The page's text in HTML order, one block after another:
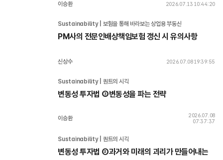
이승환 2026.07.13 10:44:20
Sustainability | 보험을 통해 바라보는 상업용 부동산
PM사의 전문인배상책임보험 갱신 시 유의사항
신상수 2026.07.08 19:39:55
Sustainability | 퀀트의 시각
변동성 투자법 ③변동성을 파는 전략
이승환
2026.07.08
07:37:37
Sustainability | 퀀트의 시각
변동성 투자법 ②과거와 미래의 괴리가 만들어내는